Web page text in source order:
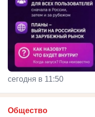
сегодня в 11:50
Общество